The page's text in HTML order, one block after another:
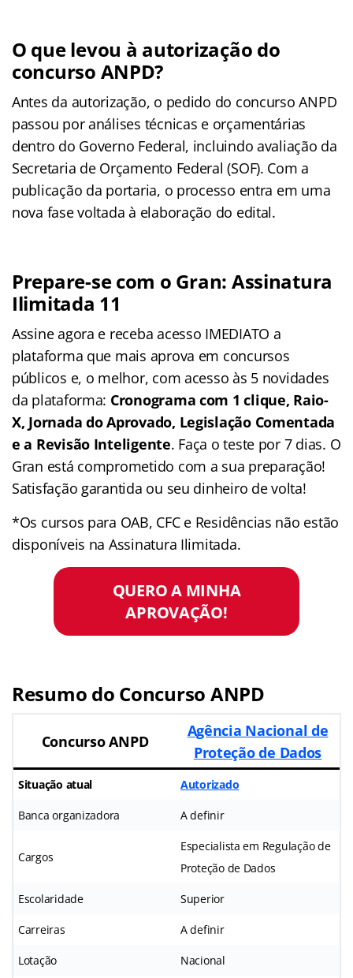
O que levou à autorização do
concurso ANPD?
Antes da autorização, o pedido do concurso ANPD
passou por análises técnicas e orçamentárias
dentro do Governo Federal, incluindo avaliação da
Secretaria de Orçamento Federal (SOF). Com a
publicação da portaria, o processo entra em uma
nova fase voltada à elaboração do edital.
Prepare-se com o Gran: Assinatura
Ilimitada 11
Assine agora e receba acesso IMEDIATO a
plataforma que mais aprova em concursos
públicos e, o melhor, com acesso às 5 novidades
da plataforma: Cronograma com 1 clique, Raio-
X, Jornada do Aprovado, Legislação Comentada
e a Revisão Inteligente. Faça o teste por 7 dias. O
Gran está comprometido com a sua preparação!
Satisfação garantida ou seu dinheiro de volta!
*Os cursos para OAB, CFC e Residências não estão
disponíveis na Assinatura Ilimitada.
QUERO A MINHA
APROVAÇÃO!
Resumo do Concurso ANPD
Concurso ANPD
Agência Nacional de
Proteção de Dados
Situação atual Autorizado
Banca organizadora A definir
Cargos
Especialista em Regulação de
Proteção de Dados
Escolaridade Superior
Carreiras A definir
Lotação Nacional